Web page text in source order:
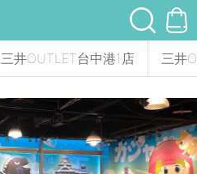
三井OUTLET台中港1店 三井